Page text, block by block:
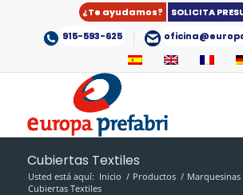
¿Te ayudamos?
SOLICITA
915-593-625
Cubiertas Textiles
Usted está aquí: Inicio / Productos /
Cubiertas Textiles